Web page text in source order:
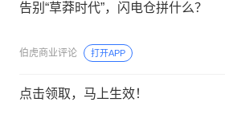
告别“草莽时代”，闪电仓拼什么？
伯虎商业评论 打开APP
点击领取，马上生效！